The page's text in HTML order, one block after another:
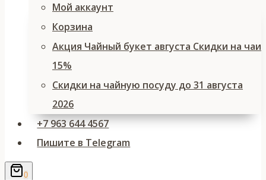
Мой аккаунт
Корзина
Акция Чайный букет августа Скидки на чаи
15%
Скидки на чайную посуду до 31 августа
2026
+7 963 644 4567
Пишите в Telegram
0